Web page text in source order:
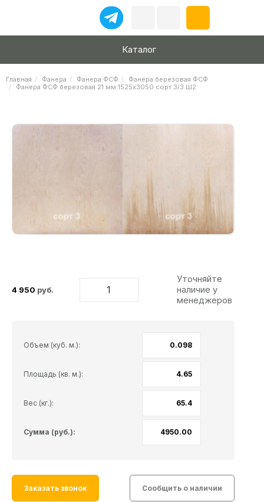
Каталог
Главная Фанера Фанера ФСФ
Фанера березовая ФСФ
Фанера ФСФ березовая 21 мм 1525х3050 сорт 3/3 Ш2
4 950 руб.
Уточняйте
наличие у
менеджеров
Объем (куб. м.):
Площадь (кв. м.):
Вес (кг.):
Сумма (руб.):
Заказать звонок Сообщить о наличии